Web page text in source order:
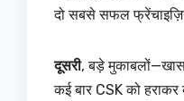
दो सबसे सफल
दूसरी, बड़े
कई बार CSK को हराकर